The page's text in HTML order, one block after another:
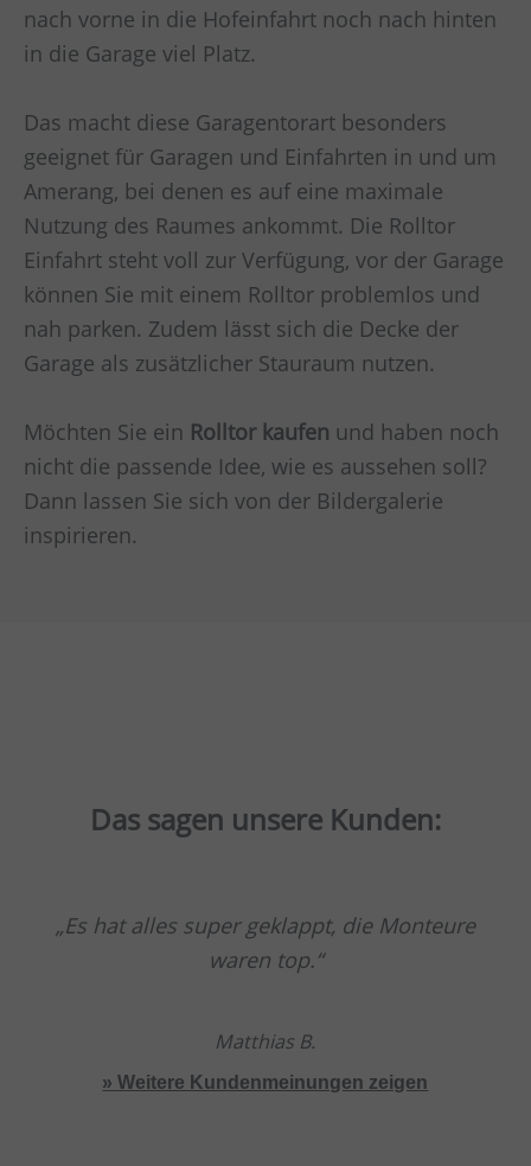
nach vorne in die Hofeinfahrt noch nach hinten
in die Garage viel Platz.
Das macht diese Garagentorart besonders
geeignet für Garagen und Einfahrten in und um
Amerang, bei denen es auf eine maximale
Nutzung des Raumes ankommt. Die Rolltor
Einfahrt steht voll zur Verfügung, vor der Garage
können Sie mit einem Rolltor problemlos und
nah parken. Zudem lässt sich die Decke der
Garage als zusätzlicher Stauraum nutzen.
Möchten Sie ein Rolltor kaufen und haben noch
nicht die passende Idee, wie es aussehen soll?
Dann lassen Sie sich von der Bildergalerie
inspirieren.
Das sagen unsere Kunden:
Es hat alles super geklappt, die Monteure
waren top.
Matthias B.
» Weitere Kundenmeinungen zeigen